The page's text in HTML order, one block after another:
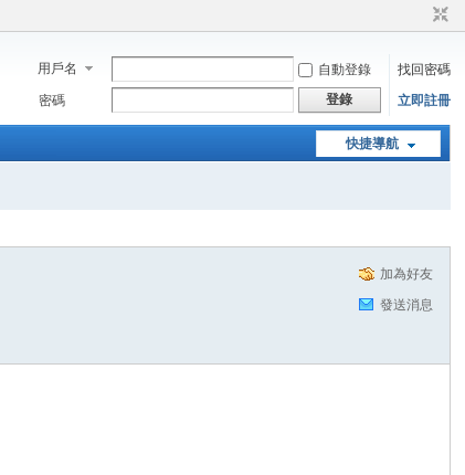
用戶名 自動登錄
找回密碼
密碼
登錄 立即註冊
快捷導航
加為好友
發送消息